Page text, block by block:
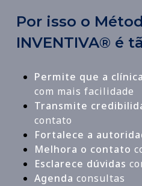
Por isso o
INVENTIVA® é
Permite que a
com mais facilidade
Transmite
contato
Fortalece a
Melhora o contato
Esclarece dúvidas
Agenda consultas